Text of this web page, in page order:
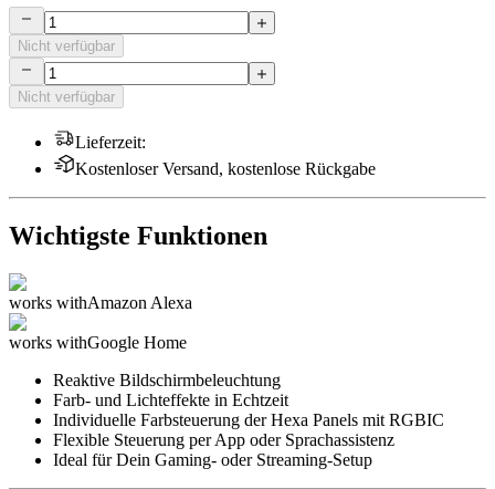
Nicht verfügbar
Nicht verfügbar
Lieferzeit:
Kostenloser Versand, kostenlose Rückgabe
Wichtigste Funktionen
works withAmazon Alexa
works withGoogle Home
Reaktive Bildschirmbeleuchtung
Farb- und Lichteffekte in Echtzeit
Individuelle Farbsteuerung der Hexa Panels mit RGBIC
Flexible Steuerung per App oder Sprachassistenz
Ideal für Dein Gaming- oder Streaming-Setup